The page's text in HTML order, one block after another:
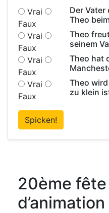
Vrai
Faux
Der Vater
Theo
Vrai
Faux
Theo
seinem
Vrai
Faux
Theo hat
Vrai
Faux
Theo
zu klein
Spicken!
20ème
d’animation